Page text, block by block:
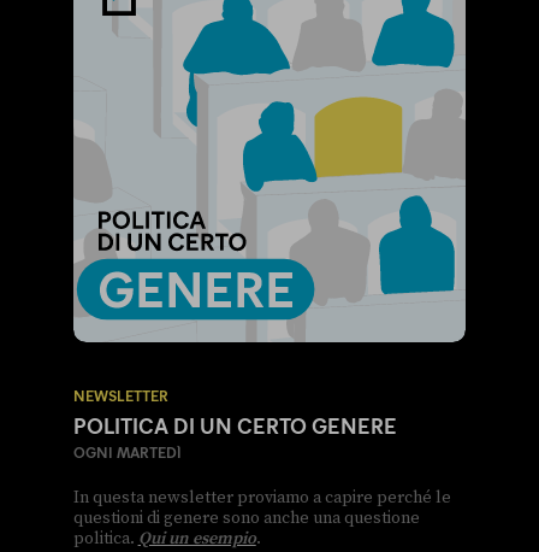
NEWSLETTER
POLITICA DI UN CERTO GENERE
OGNI MARTEDÌ
In questa newsletter proviamo a capire perché le
questioni di genere sono anche una questione
politica. Qui un esempio.